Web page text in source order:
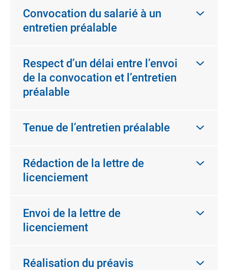
Convocation du salarié à un
entretien préalable
Respect d’un délai entre l’envoi
de la convocation et l’entretien
préalable
Tenue de l’entretien préalable
Rédaction de la lettre de
licenciement
Envoi de la lettre de
licenciement
Réalisation du préavis